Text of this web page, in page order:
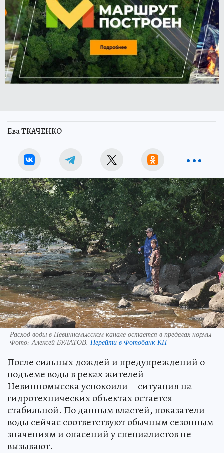
Ева ТКАЧЕНКО
Расход воды в Невинномысском канале остается в пределах нормы
Фото: Алексей БУЛАТОВ. Перейти в Фотобанк КП
После сильных дождей и предупреждений о
подъеме воды в реках жителей
Невинномысска успокоили – ситуация на
гидротехнических объектах остается
стабильной. По данным властей, показатели
воды сейчас соответствуют обычным сезонным
значениям и опасений у специалистов не
вызывают.